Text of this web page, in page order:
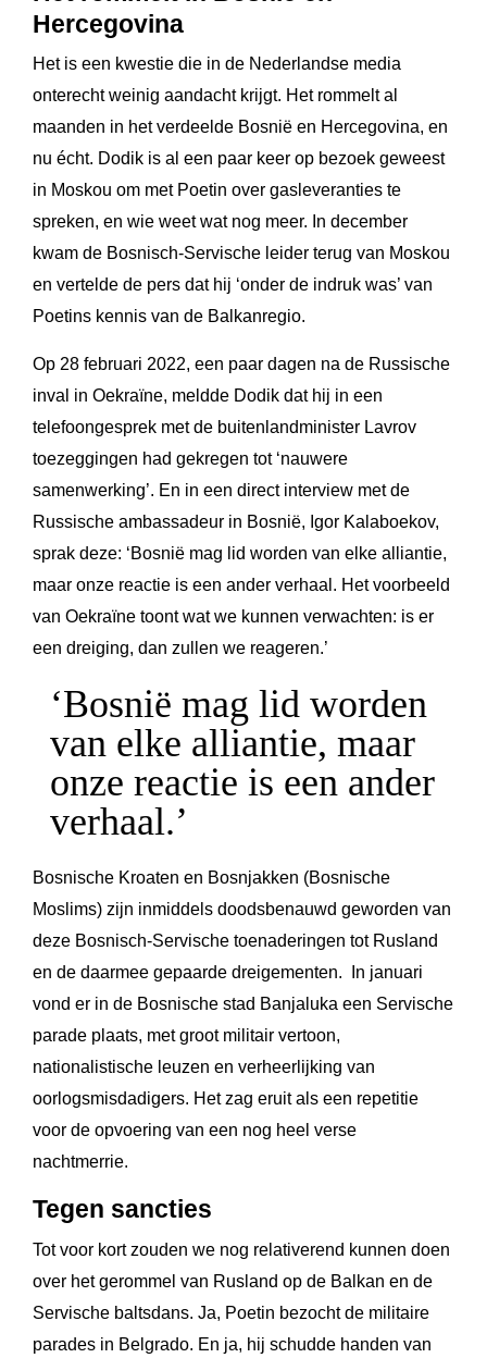
Hercegovina
Het is een kwestie die in de Nederlandse media
onterecht weinig aandacht krijgt. Het rommelt al
maanden in het verdeelde Bosnië en Hercegovina, en
nu écht. Dodik is al een paar keer op bezoek geweest
in Moskou om met Poetin over gasleveranties te
spreken, en wie weet wat nog meer. In december
kwam de Bosnisch-Servische leider terug van Moskou
en vertelde de pers dat hij ‘onder de indruk was’ van
Poetins kennis van de Balkanregio.
Op 28 februari 2022, een paar dagen na de Russische
inval in Oekraïne, meldde Dodik dat hij in een
telefoongesprek met de buitenlandminister Lavrov
toezeggingen had gekregen tot ‘nauwere
samenwerking’. En in een direct interview met de
Russische ambassadeur in Bosnië, Igor Kalaboekov,
sprak deze: ‘Bosnië mag lid worden van elke alliantie,
maar onze reactie is een ander verhaal. Het voorbeeld
van Oekraïne toont wat we kunnen verwachten: is er
een dreiging, dan zullen we reageren.’
‘Bosnië mag lid worden
van elke alliantie, maar
onze reactie is een ander
verhaal.’
Bosnische Kroaten en Bosnjakken (Bosnische
Moslims) zijn inmiddels doodsbenauwd geworden van
deze Bosnisch-Servische toenaderingen tot Rusland
en de daarmee gepaarde dreigementen. In januari
vond er in de Bosnische stad Banjaluka een Servische
parade plaats, met groot militair vertoon,
nationalistische leuzen en verheerlijking van
oorlogsmisdadigers. Het zag eruit als een repetitie
voor de opvoering van een nog heel verse
nachtmerrie.
Tegen sancties
Tot voor kort zouden we nog relativerend kunnen doen
over het gerommel van Rusland op de Balkan en de
Servische baltsdans. Ja, Poetin bezocht de militaire
parades in Belgrado. En ja, hij schudde handen van